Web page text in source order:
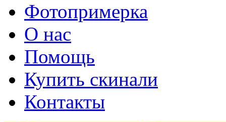
Фотопримерка
О нас
Помощь
Купить скинали
Контакты